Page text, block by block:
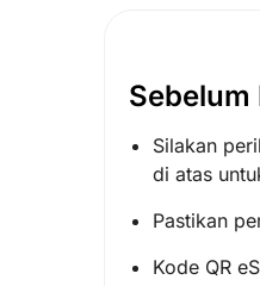
Sebelum
Silakan
di atas
Pastikan
Kode QR